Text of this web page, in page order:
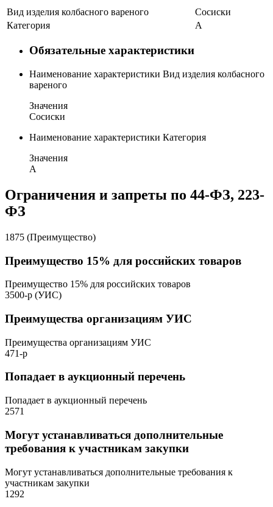
Вид изделия колбасного вареного
Сосиски
Категория
А
Обязательные характеристики
Наименование характеристики Вид изделия колбасного
вареного
Значения
Сосиски
Наименование характеристики Категория
Значения
А
Ограничения и запреты по 44-ФЗ, 223-
ФЗ
1875 (Преимущество)
Преимущество 15% для российских товаров
Преимущество 15% для российских товаров
3500-р (УИС)
Преимущества организациям УИС
Преимущества организациям УИС
471-р
Попадает в аукционный перечень
Попадает в аукционный перечень
2571
Могут устанавливаться дополнительные
требования к участникам закупки
Могут устанавливаться дополнительные требования к
участникам закупки
1292